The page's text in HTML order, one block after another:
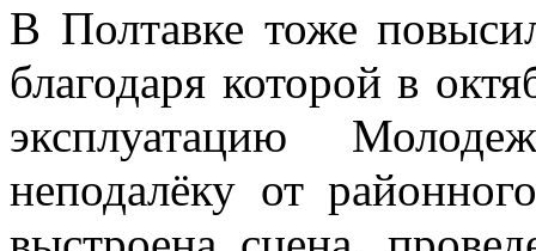
В Полтавке тоже
благодаря которой в
эксплуатацию
неподалёку от